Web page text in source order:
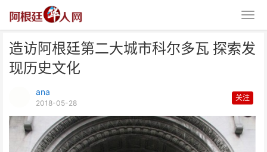
造访阿根廷第二大城市科尔多瓦 探索发
现历史文化
ana
2018-05-28
关注
造访阿根廷第二大城市科尔多瓦